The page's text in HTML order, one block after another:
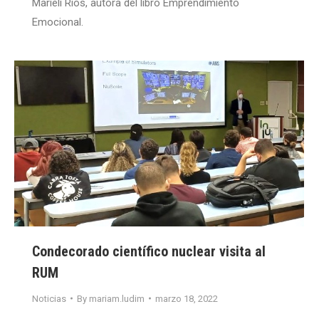
Marielí Ríos, autora del libro Emprendimiento
Emocional.
Condecorado científico nuclear visita al
RUM
Noticias By mariam.ludim marzo 18, 2022